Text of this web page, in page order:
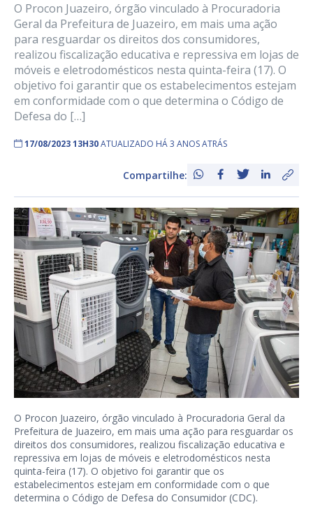
O Procon Juazeiro, órgão vinculado à Procuradoria
Geral da Prefeitura de Juazeiro, em mais uma ação
para resguardar os direitos dos consumidores,
realizou fiscalização educativa e repressiva em lojas de
móveis e eletrodomésticos nesta quinta-feira (17). O
objetivo foi garantir que os estabelecimentos estejam
em conformidade com o que determina o Código de
Defesa do […]
17/08/2023 13H30ATUALIZADO HÁ 3 ANOS ATRÁS
Compartilhe:
O Procon Juazeiro, órgão vinculado à Procuradoria Geral da
Prefeitura de Juazeiro, em mais uma ação para resguardar os
direitos dos consumidores, realizou fiscalização educativa e
repressiva em lojas de móveis e eletrodomésticos nesta
quinta-feira (17). O objetivo foi garantir que os
estabelecimentos estejam em conformidade com o que
determina o Código de Defesa do Consumidor (CDC).